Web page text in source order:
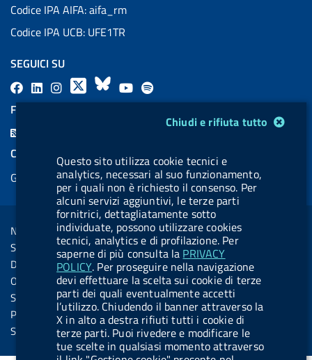
Chiudi e rifiuta tutto
Questo sito utilizza cookie tecnici e
analytics, necessari al suo funzionamento,
per i quali non è richiesto il consenso. Per
alcuni servizi aggiuntivi, le terze parti
fornitrici, dettagliatamente sotto
individuate, possono utilizzare cookies
tecnici, analytics e di profilazione. Per
saperne di più consulta la PRIVACY
POLICY. Per proseguire nella navigazione
devi effettuare la scelta sui cookie di terze
parti dei quali eventualmente accetti
l’utilizzo. Chiudendo il banner attraverso la
X in alto a destra rifiuti tutti i cookie di
terze parti. Puoi rivedere e modificare le
tue scelte in qualsiasi momento attraverso
Codice IPA AIFA: aifa_rm
Codice IPA UCB: UFE1TR
SEGUICI SU
F
a
L
i
a
l
.
b
u
t
t
o
n
.
i
n
X
B
l
s
k
y
Y
o
u
b
e
l
a
l
.
b
u
t
t
o
n
.
s
p
FEED RSS
COOKIES
Gestione cookie
Sezione Link Utili
Note legali
Social Media Policy
Dichiarazione di accessibilità
Obiettivi di accessibilità
Statistiche sito
Privacy
Servizi Online